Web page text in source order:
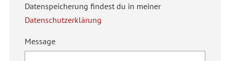
Datenspeicherung findest du in meiner
Datenschutzerklärung
Message